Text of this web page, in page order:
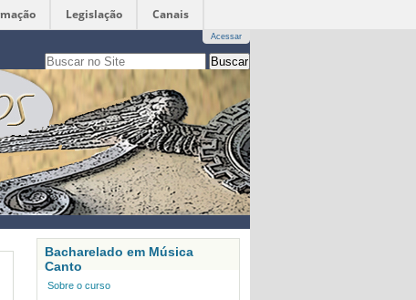
Legislação Canais
Acessar
Busca
apenas nesta seção
Busca
Avançada…
Bacharelado em Música
Canto
Sobre o curso